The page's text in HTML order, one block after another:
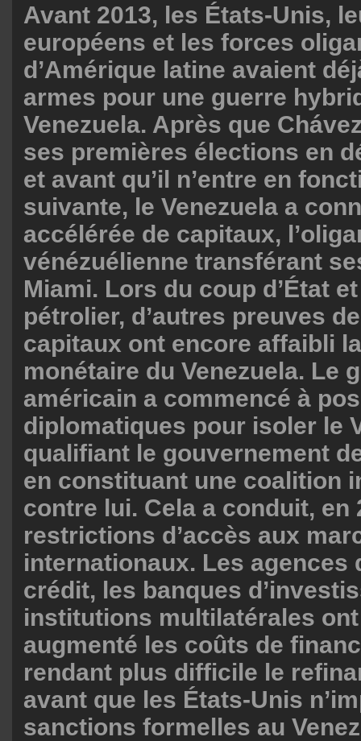
Avant 2013, les États-Unis,
européens et les forces
d’Amérique latine avaient
armes pour une guerre
Venezuela. Après que
ses premières élections en
et avant qu’il n’entre en
suivante, le Venezuela a
accélérée de capitaux,
vénézuélienne transférant
Miami. Lors du coup d’État
pétrolier, d’autres preuves
capitaux ont encore affaibli
monétaire du Venezuela. Le
américain a commencé à
diplomatiques pour isoler le
qualifiant le gouvernement
en constituant une coalition
contre lui. Cela a conduit, en
restrictions d’accès aux
internationaux. Les agences
crédit, les banques
institutions multilatérales
augmenté les coûts de
rendant plus difficile le
avant que les États-Unis
sanctions formelles au